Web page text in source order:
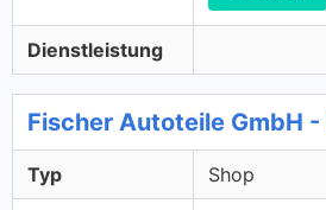
Dienstleistung
Fischer Autoteile GmbH -
Typ Shop